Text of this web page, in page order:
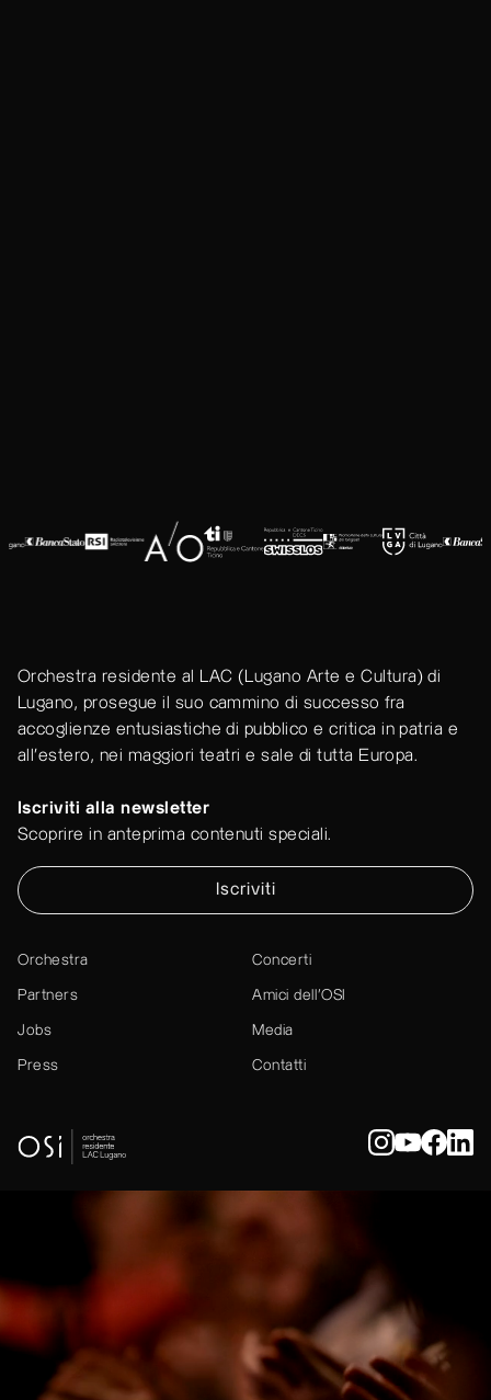
Orchestra residente al LAC (Lugano Arte e Cultura) di
Lugano, prosegue il suo cammino di successo fra
accoglienze entusiastiche di pubblico e critica in patria e
all'estero, nei maggiori teatri e sale di tutta Europa.
Iscriviti alla newsletter
Scoprire in anteprima contenuti speciali.
Iscriviti
Orchestra Concerti
Partners Amici dell’OSI
Jobs Media
Press Contatti